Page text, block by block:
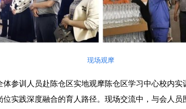
现场观摩
体参训人员赴陈仓区实地观摩陈仓区学习中心校内
实践深度融合的育人路径。现场交流中，与会人